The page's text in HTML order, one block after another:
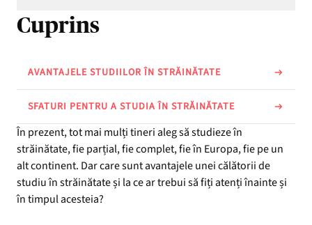
Cuprins
AVANTAJELE STUDIILOR ÎN STRĂINĂTATE
SFATURI PENTRU A STUDIA ÎN STRĂINĂTATE
În prezent, tot mai mulți tineri aleg să studieze în
străinătate, fie parțial, fie complet, fie în Europa, fie pe un
alt continent. Dar care sunt avantajele unei călătorii de
studiu în străinătate și la ce ar trebui să fiți atenți înainte și
în timpul acesteia?